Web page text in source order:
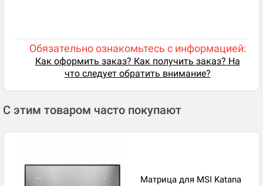
Обязательно ознакомьтесь с информацией:
Как оформить заказ? Как получить заказ? На
что следует обратить внимание?
С этим товаром часто покупают
Матрица для MSI Katana